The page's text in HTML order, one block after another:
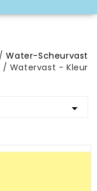
Water-Scheurvast
Watervast - Kleur
